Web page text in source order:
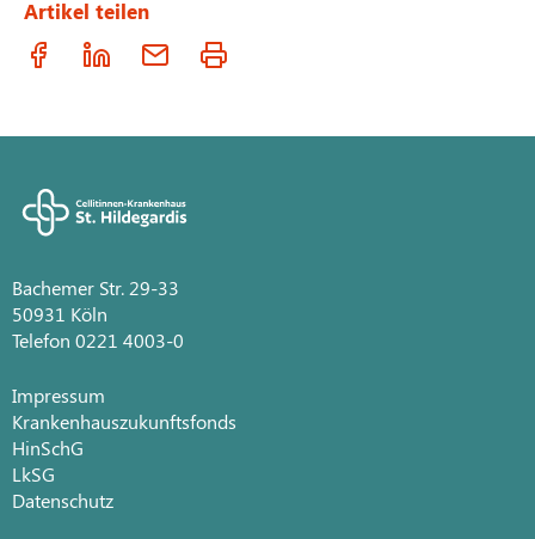
Artikel teilen
Bachemer Str. 29-33
50931 Köln
Telefon 0221 4003-0
Impressum
Krankenhauszukunftsfonds
HinSchG
LkSG
Datenschutz